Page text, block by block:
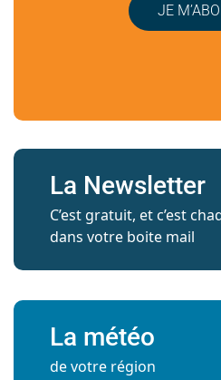
JE
La Newsletter
C’est gratuit, et c’est
dans votre boite mail
La météo
de votre région